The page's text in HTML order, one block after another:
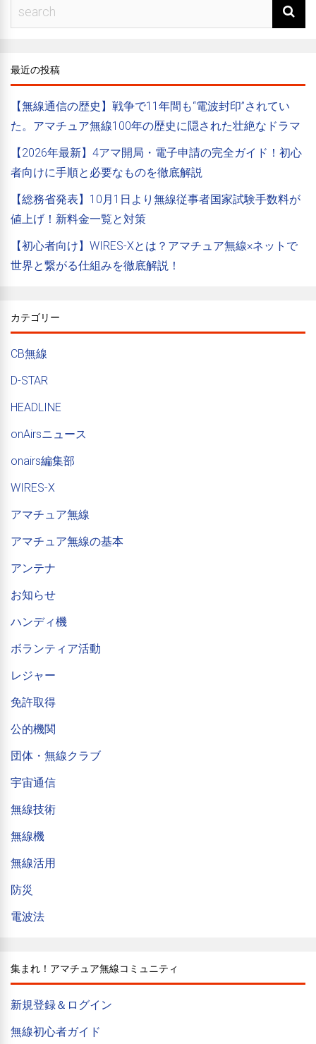
最近の投稿
【無線通信の歴史】戦争で11年間も“電波封印”されてい
た。アマチュア無線100年の歴史に隠された壮絶なドラマ
【2026年最新】4アマ開局・電子申請の完全ガイド！初心
者向けに手順と必要なものを徹底解説
【総務省発表】10月1日より無線従事者国家試験手数料が
値上げ！新料金一覧と対策
【初心者向け】WIRES-Xとは？アマチュア無線×ネットで
世界と繋がる仕組みを徹底解説！
カテゴリー
CB無線
D-STAR
HEADLINE
onAirsニュース
onairs編集部
WIRES-X
アマチュア無線
アマチュア無線の基本
アンテナ
お知らせ
ハンディ機
ボランティア活動
レジャー
免許取得
公的機関
団体・無線クラブ
宇宙通信
無線技術
無線機
無線活用
防災
電波法
集まれ！アマチュア無線コミュニティ
新規登録＆ログイン
無線初心者ガイド